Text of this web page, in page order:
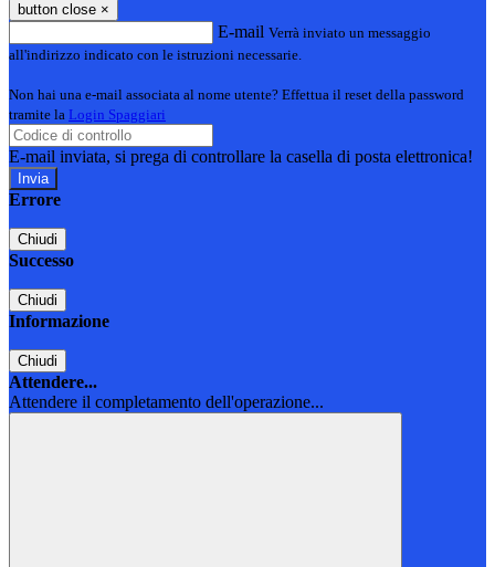
button close ×
E-mail Verrà inviato un messaggio
all'indirizzo indicato con le istruzioni necessarie.
Non hai una e-mail associata al nome utente? Effettua il reset della password
tramite la Login Spaggiari
E-mail inviata, si prega di controllare la casella di posta elettronica!
Errore
Chiudi
Successo
Chiudi
Informazione
Chiudi
Attendere...
Attendere il completamento dell'operazione...